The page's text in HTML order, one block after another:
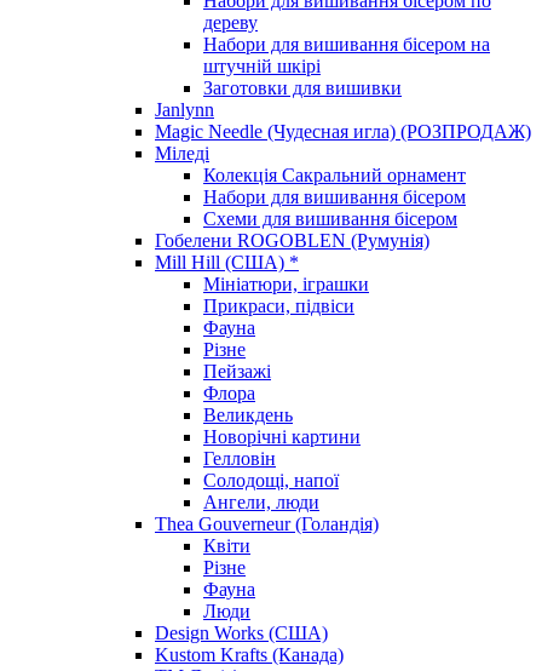
дереву
Набори для вишивання бісером на
штучній шкірі
Заготовки для вишивки
Janlynn
Magic Needle (Чудесная игла) (РОЗПРОДАЖ)
Міледі
Колекція Сакральний орнамент
Набори для вишивання бісером
Схеми для вишивання бісером
Гобелени ROGOBLEN (Румунія)
Mill Hill (США) *
Мініатюри, іграшки
Прикраси, підвіси
Фауна
Різне
Пейзажі
Флора
Великдень
Новорічні картини
Гелловін
Солодощі, напої
Ангели, люди
Thea Gouverneur (Голандія)
Квіти
Різне
Фауна
Люди
Design Works (США)
Kustom Krafts (Канада)